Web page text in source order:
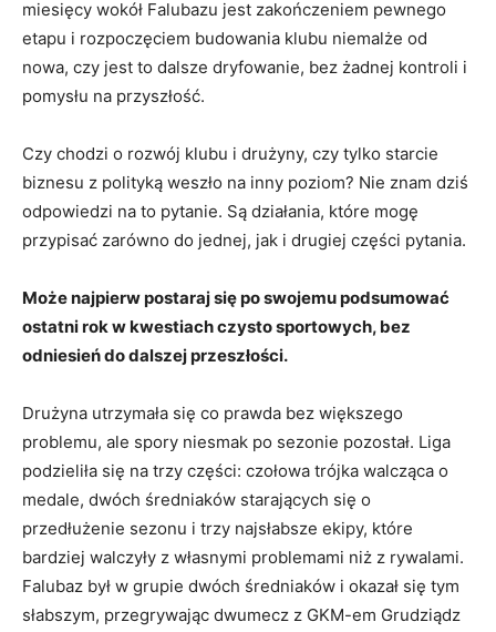
miesięcy wokół Falubazu jest zakończeniem pewnego
etapu i rozpoczęciem budowania klubu niemalże od
nowa, czy jest to dalsze dryfowanie, bez żadnej kontroli i
pomysłu na przyszłość.
Czy chodzi o rozwój klubu i drużyny, czy tylko starcie
biznesu z polityką weszło na inny poziom? Nie znam dziś
odpowiedzi na to pytanie. Są działania, które mogę
przypisać zarówno do jednej, jak i drugiej części pytania.
Może najpierw postaraj się po swojemu podsumować
ostatni rok w kwestiach czysto sportowych, bez
odniesień do dalszej przeszłości.
Drużyna utrzymała się co prawda bez większego
problemu, ale spory niesmak po sezonie pozostał. Liga
podzieliła się na trzy części: czołowa trójka walcząca o
medale, dwóch średniaków starających się o
przedłużenie sezonu i trzy najsłabsze ekipy, które
bardziej walczyły z własnymi problemami niż z rywalami.
Falubaz był w grupie dwóch średniaków i okazał się tym
słabszym, przegrywając dwumecz z GKM-em Grudziądz